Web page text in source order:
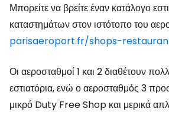
Μπορείτε να βρείτε έναν κατάλογο
καταστημάτων στον ιστότοπο του
parisaeroport.fr/shops-
Οι αεροσταθμοί 1 και 2 διαθέτουν
εστιατόρια, ενώ ο αεροσταθμός 3
μικρό Duty Free Shop και μερικά